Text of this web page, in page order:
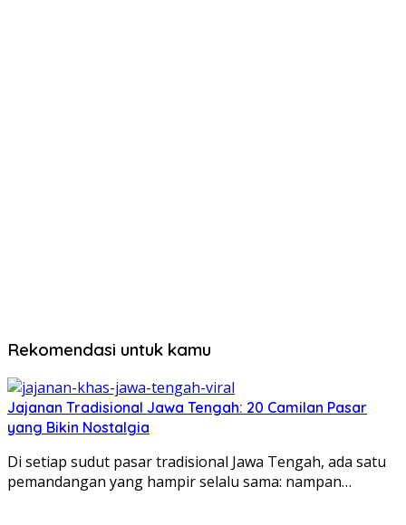
Rekomendasi untuk kamu
Jajanan Tradisional Jawa Tengah: 20 Camilan Pasar
yang Bikin Nostalgia
Di setiap sudut pasar tradisional Jawa Tengah, ada satu
pemandangan yang hampir selalu sama: nampan…